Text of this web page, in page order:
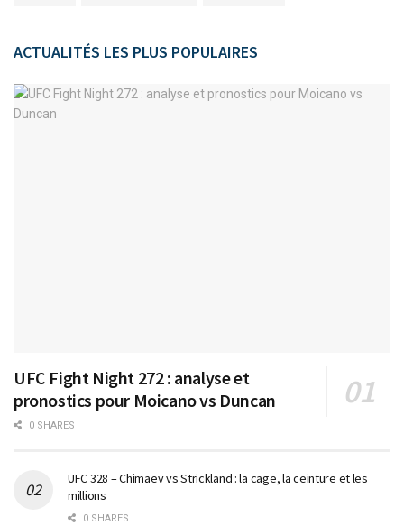
ACTUALITÉS LES PLUS POPULAIRES
UFC Fight Night 272 : analyse et
pronostics pour Moicano vs Duncan
0 SHARES
UFC 328 – Chimaev vs Strickland : la cage, la ceinture et les
millions
0 SHARES